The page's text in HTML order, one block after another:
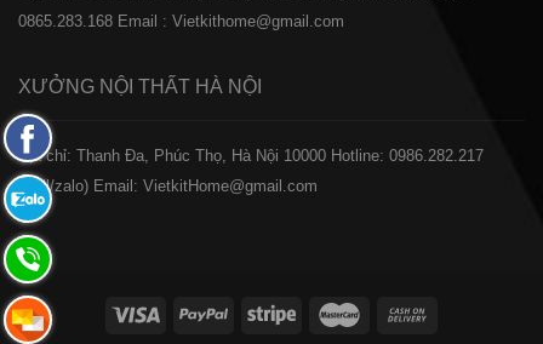
0865.283.168 Email : Vietkithome@gmail.com
XƯỞNG NỘI THẤT HÀ NỘI
️Địa chỉ: Thanh Đa, Phúc Thọ, Hà Nội 10000 Hotline: 0986.282.217
(Call/zalo) Email: VietkitHome@gmail.com
Fanpage
Facebook
Zalo:
0865.283.168
Hotline:
0865.283.168
Hotline: